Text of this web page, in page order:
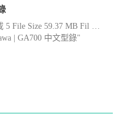
5 File Size 59.37 MB Fil …
| GA700 中文型錄"